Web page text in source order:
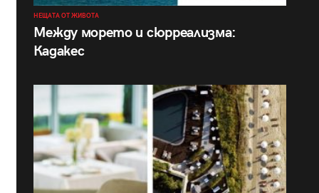
НЕЩАТА ОТ ЖИВОТА
Между морето и сюрреализма:
Кадакес